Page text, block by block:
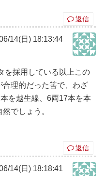
返信
14(日) 18:13:44
を採用している以上この
合理的だった筈で、わざ
を越生線、6両17本を本
でしょう。
返信
14(日) 18:18:41